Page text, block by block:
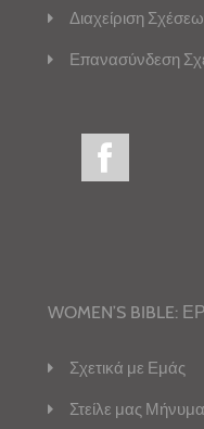
Διαχείριση
Επανασύνδεση
WOMEN’S
Σχετικά με Εμάς
Στείλε μας Μήνυμα